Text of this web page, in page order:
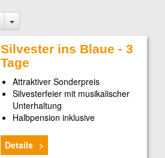
Silvester ins Blaue - 3
Tage
Attraktiver Sonderpreis
Silvesterfeier mit musikalischer
Unterhaltung
Halbpension inklusive
Details